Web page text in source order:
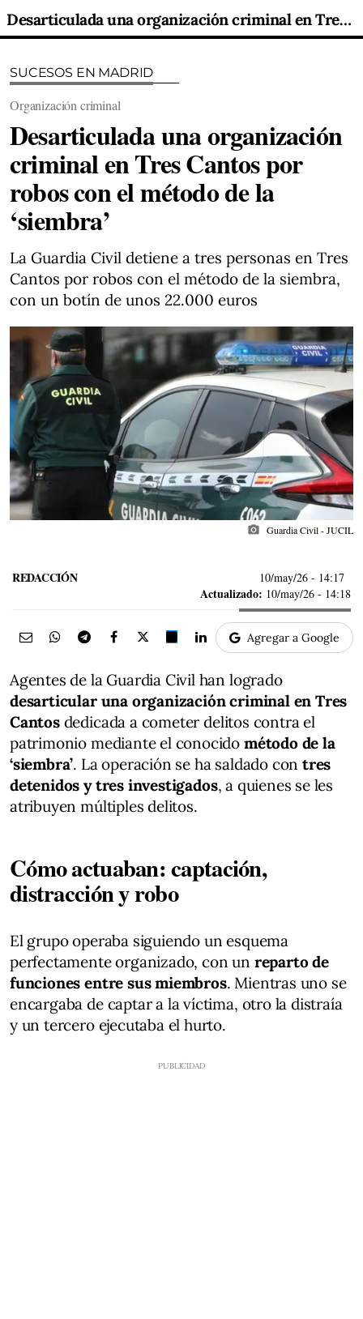
Desarticulada una organización criminal en Tres Cantos por robos con el método de la ‘siembra’
SUCESOS EN MADRID
Organización criminal
Desarticulada una organización
criminal en Tres Cantos por
robos con el método de la
‘siembra’
La Guardia Civil detiene a tres personas en Tres
Cantos por robos con el método de la siembra,
con un botín de unos 22.000 euros
photo_camera Guardia Civil - JUCIL
REDACCIÓN 10/may/26 - 14:17
Actualizado: 10/may/26 - 14:18
Agregar a Google
Agentes de la Guardia Civil han logrado
desarticular una organización criminal en Tres
Cantosdedicada a cometer delitos contra el
patrimonio mediante el conocido método de la
‘siembra’. La operación se ha saldado contres
detenidos y tres investigados, a quienes se les
atribuyen múltiples delitos.
Cómo actuaban: captación,
distracción y robo
El grupo operaba siguiendo un esquema
perfectamente organizado, con un reparto de
funciones entre sus miembros. Mientras uno se
encargaba de captar a la víctima, otro la distraía
y un tercero ejecutaba el hurto.